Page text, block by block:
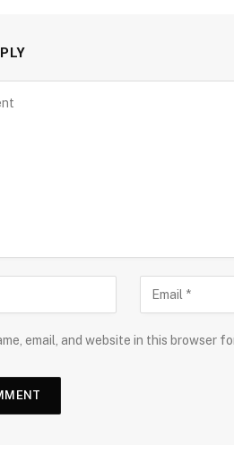
email, and website in this browser